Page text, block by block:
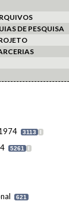
DE PESQUISA
3113 I
5261 I
621